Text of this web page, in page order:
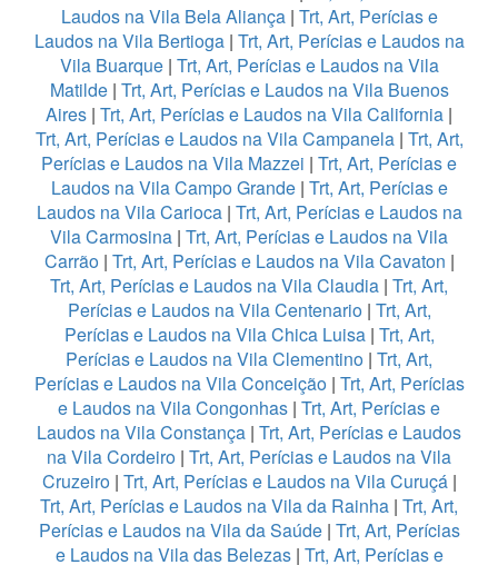
Laudos na Vila Bela Aliança| Trt, Art, Perícias e
Laudos na Vila Bertioga| Trt, Art, Perícias e Laudos na
Vila Buarque| Trt, Art, Perícias e Laudos na Vila
Matilde| Trt, Art, Perícias e Laudos na Vila Buenos
Aires | Trt, Art, Perícias e Laudos na Vila California |
Trt, Art, Perícias e Laudos na Vila Campanela| Trt, Art,
Perícias e Laudos na Vila Mazzei | Trt, Art, Perícias e
Laudos na Vila Campo Grande| Trt, Art, Perícias e
Laudos na Vila Carioca| Trt, Art, Perícias e Laudos na
Vila Carmosina | Trt, Art, Perícias e Laudos na Vila
Carrão| Trt, Art, Perícias e Laudos na Vila Cavaton |
Trt, Art, Perícias e Laudos na Vila Claudia | Trt, Art,
Perícias e Laudos na Vila Centenario| Trt, Art,
Perícias e Laudos na Vila Chica Luisa | Trt, Art,
Perícias e Laudos na Vila Clementino | Trt, Art,
Perícias e Laudos na Vila Conceição| Trt, Art, Perícias
e Laudos na Vila Congonhas | Trt, Art, Perícias e
Laudos na Vila Constança | Trt, Art, Perícias e Laudos
na Vila Cordeiro | Trt, Art, Perícias e Laudos na Vila
Cruzeiro | Trt, Art, Perícias e Laudos na Vila Curuçá |
Trt, Art, Perícias e Laudos na Vila da Rainha | Trt, Art,
Perícias e Laudos na Vila da Saúde| Trt, Art, Perícias
e Laudos na Vila das Belezas| Trt, Art, Perícias e